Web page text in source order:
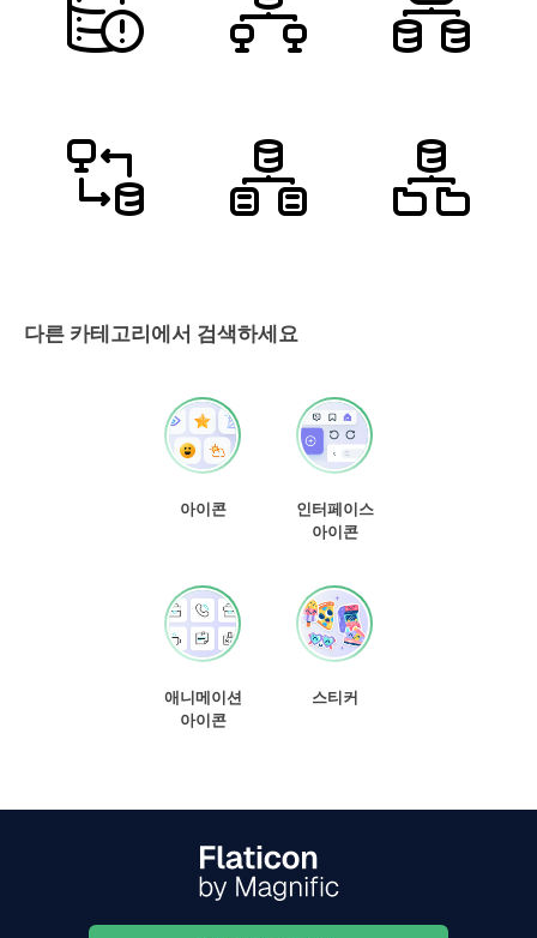
다른 카테고리에서 검색하세요
아이콘
인터페이스
아이콘
애니메이션
아이콘
스티커